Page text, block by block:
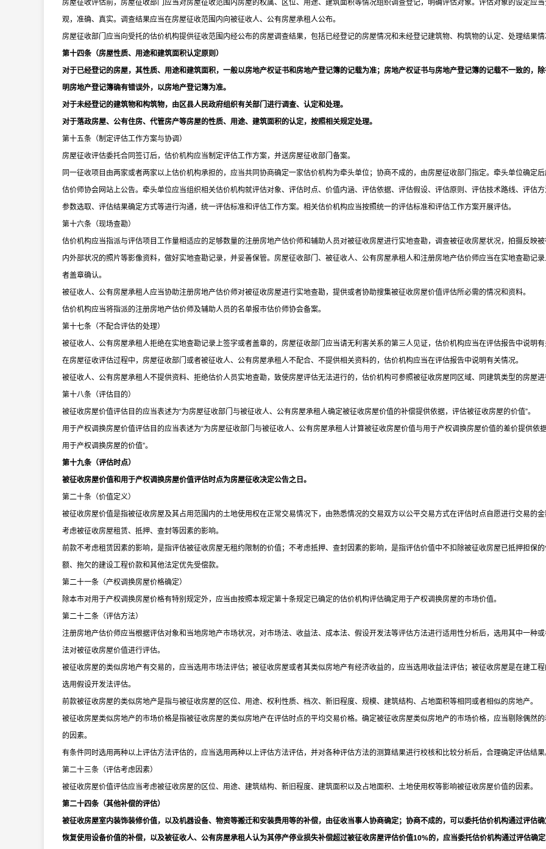
房屋征收评估前，房屋征收部门应当对房屋征收范围内房屋的权属、区位、用途、建筑面积等情况组织调查登记，明确评估对象。评估对象的设定应
观，准确、真实。调查结果应当在房屋征收范围内向被征收人、公有房屋承租人公布。
房屋征收部门应当向受托的估价机构提供征收范围内经公布的房屋调查结果，包括已经登记的房屋情况和未经登记建筑物、构筑物的认定、处理结果
第十四条（房屋性质、用途和建筑面积认定原则）
对于已经登记的房屋，其性质、用途和建筑面积，一般以房地产权证书和房地产登记簿的记载为准；房地产权证书与房地产登记簿的记载不一致的，
明房地产登记簿确有错误外，以房地产登记簿为准。
对于未经登记的建筑物和构筑物，由区县人民政府组织有关部门进行调查、认定和处理。
对于落政房屋、公有住房、代管房产等房屋的性质、用途、建筑面积的认定，按照相关规定处理。
第十五条（制定评估工作方案与协调）
房屋征收评估委托合同签订后，估价机构应当制定评估工作方案，并送房屋征收部门备案。
同一征收项目由两家或者两家以上估价机构承担的，应当共同协商确定一家估价机构为牵头单位；协商不成的，由房屋征收部门指定。牵头单位确定
估价师协会网站上公告。牵头单位应当组织相关估价机构就评估对象、评估时点、价值内涵、评估依据、评估假设、评估原则、评估技术路线、评估
参数选取、评估结果确定方式等进行沟通，统一评估标准和评估工作方案。相关估价机构应当按照统一的评估标准和评估工作方案开展评估。
第十六条（现场查勘）
估价机构应当指派与评估项目工作量相适应的足够数量的注册房地产估价师和辅助人员对被征收房屋进行实地查勘，调查被征收房屋状况，拍摄反映
内外部状况的照片等影像资料，做好实地查勘记录，并妥善保管。房屋征收部门、被征收人、公有房屋承租人和注册房地产估价师应当在实地查勘记
者盖章确认。
被征收人、公有房屋承租人应当协助注册房地产估价师对被征收房屋进行实地查勘，提供或者协助搜集被征收房屋价值评估所必需的情况和资料。
估价机构应当将指派的注册房地产估价师及辅助人员的名单报市估价师协会备案。
第十七条（不配合评估的处理）
被征收人、公有房屋承租人拒绝在实地查勘记录上签字或者盖章的，房屋征收部门应当请无利害关系的第三人见证，估价机构应当在评估报告中说明
在房屋征收评估过程中，房屋征收部门或者被征收人、公有房屋承租人不配合、不提供相关资料的，估价机构应当在评估报告中说明有关情况。
被征收人、公有房屋承租人不提供资料、拒绝估价人员实地查勘，致使房屋评估无法进行的，估价机构可参照被征收房屋同区域、同建筑类型的房屋
第十八条（评估目的）
被征收房屋价值评估目的应当表述为“为房屋征收部门与被征收人、公有房屋承租人确定被征收房屋价值的补偿提供依据，评估被征收房屋的价值”。
用于产权调换房屋价值评估目的应当表述为“为房屋征收部门与被征收人、公有房屋承租人计算被征收房屋价值与用于产权调换房屋价值的差价提供依
用于产权调换房屋的价值”。
第十九条（评估时点）
被征收房屋价值和用于产权调换房屋价值评估时点为房屋征收决定公告之日。
第二十条（价值定义）
被征收房屋价值是指被征收房屋及其占用范围内的土地使用权在正常交易情况下，由熟悉情况的交易双方以公平交易方式在评估时点自愿进行交易的
考虑被征收房屋租赁、抵押、查封等因素的影响。
前款不考虑租赁因素的影响，是指评估被征收房屋无租约限制的价值；不考虑抵押、查封因素的影响，是指评估价值中不扣除被征收房屋已抵押担保
额、拖欠的建设工程价款和其他法定优先受偿款。
第二十一条（产权调换房屋价格确定）
除本市对用于产权调换房屋价格有特别规定外，应当由按照本规定第十条规定已确定的估价机构评估确定用于产权调换房屋的市场价值。
第二十二条（评估方法）
注册房地产估价师应当根据评估对象和当地房地产市场状况，对市场法、收益法、成本法、假设开发法等评估方法进行适用性分析后，选用其中一种
法对被征收房屋价值进行评估。
被征收房屋的类似房地产有交易的，应当选用市场法评估；被征收房屋或者其类似房地产有经济收益的，应当选用收益法评估；被征收房屋是在建工
选用假设开发法评估。
前款被征收房屋的类似房地产是指与被征收房屋的区位、用途、权利性质、档次、新旧程度、规模、建筑结构、占地面积等相同或者相似的房地产。
被征收房屋类似房地产的市场价格是指被征收房屋的类似房地产在评估时点的平均交易价格。确定被征收房屋类似房地产的市场价格，应当剔除偶然
的因素。
有条件同时选用两种以上评估方法评估的，应当选用两种以上评估方法评估，并对各种评估方法的测算结果进行校核和比较分析后，合理确定评估结
第二十三条（评估考虑因素）
被征收房屋价值评估应当考虑被征收房屋的区位、用途、建筑结构、新旧程度、建筑面积以及占地面积、土地使用权等影响被征收房屋价值的因素。
第二十四条（其他补偿的评估）
被征收房屋室内装饰装修价值，以及机器设备、物资等搬迁和安装费用等的补偿，由征收当事人协商确定；协商不成的，可以委托估价机构通过评估
恢复使用设备价值的补偿，以及被征收人、公有房屋承租人认为其停产停业损失补偿超过被征收房屋评估价值10%的，应当委托估价机构通过评估确